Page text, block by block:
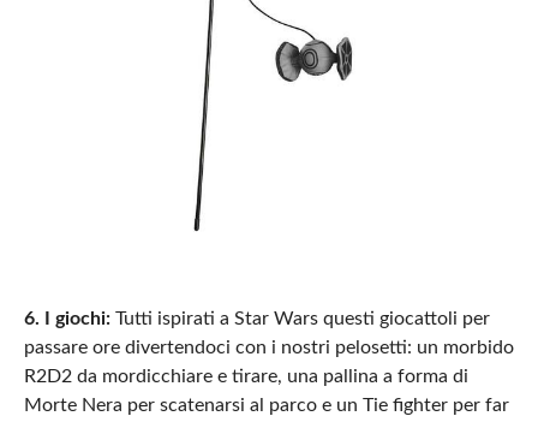
6. I giochi:Tutti ispirati a Star Wars questi giocattoli per
passare ore divertendoci con i nostri pelosetti: un morbido
R2D2 da mordicchiare e tirare, una pallina a forma di
Morte Nera per scatenarsi al parco e un Tie fighter per far